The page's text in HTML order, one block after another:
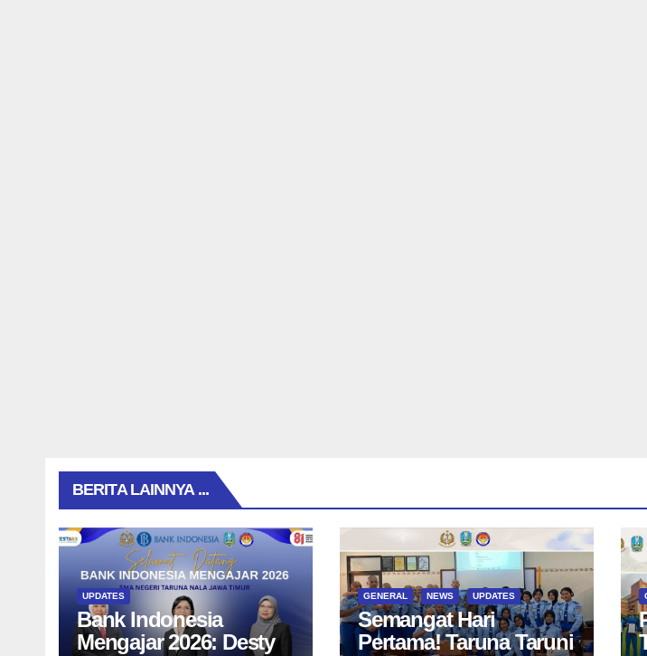
BERITA LAINNYA ...
UPDATES
Bank Indonesia
Mengajar 2026: Desty
GENERAL NEWS UPDATES
Semangat Hari
Pertama! Taruna Taruni